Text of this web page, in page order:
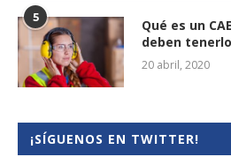
5
Qué es un
deben tenerlo
20 abril, 2020
¡SÍGUENOS EN TWITTER!